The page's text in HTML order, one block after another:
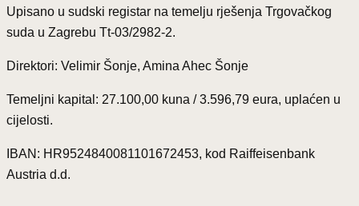
Upisano u sudski registar na temelju rješenja Trgovačkog
suda u Zagrebu Tt-03/2982-2.
Direktori: Velimir Šonje, Amina Ahec Šonje
Temeljni kapital: 27.100,00 kuna / 3.596,79 eura, uplaćen u
cijelosti.
IBAN: HR9524840081101672453, kod Raiffeisenbank
Austria d.d.